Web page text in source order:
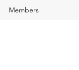
Members